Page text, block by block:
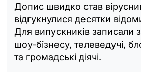
Допис швидко став
відгукнулися десятки
Для випускників записали
шоу-бізнесу, телеведучі,
та громадські діячі.